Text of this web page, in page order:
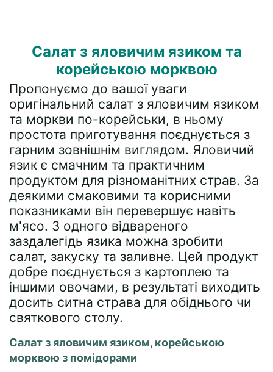
Салат з яловичим язиком та
корейською морквою
Пропонуємо до вашої уваги
оригінальний салат з яловичим язиком
та моркви по-корейськи, в ньому
простота приготування поєднується з
гарним зовнішнім виглядом. Яловичий
язик є смачним та практичним
продуктом для різноманітних страв. За
деякими смаковими та корисними
показниками він перевершує навіть
м'ясо. З одного відвареного
заздалегідь язика можна зробити
салат, закуску та заливне. Цей продукт
добре поєднується з картоплею та
іншими овочами, в результаті виходить
досить ситна страва для обіднього чи
святкового столу.
Салат з яловичим язиком, корейською
морквою з помідорами